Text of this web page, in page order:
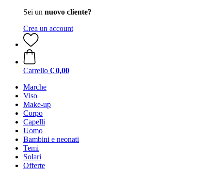
Sei un nuovo cliente?
Crea un account
Carrello € 0,00
Marche
Viso
Make-up
Corpo
Capelli
Uomo
Bambini e neonati
Temi
Solari
Offerte